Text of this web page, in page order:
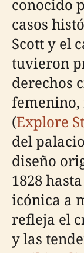
conocido
casos
Scott y el
tuvieron
derechos
femenino,
(Explore
del
diseño
1828
icónica a
refleja el
y las